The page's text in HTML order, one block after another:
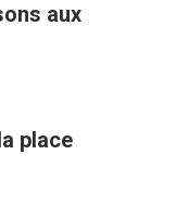
aux
place